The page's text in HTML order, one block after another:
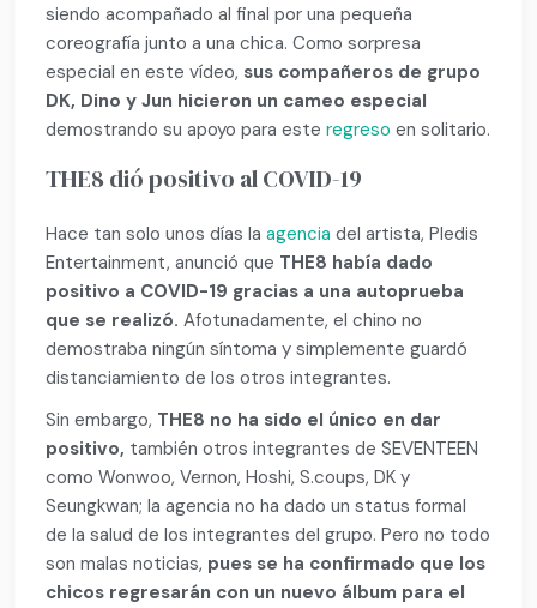
siendo acompañado al final por una pequeña
coreografía junto a una chica. Como sorpresa
especial en este vídeo, sus compañeros de grupo
DK, Dino y Jun hicieron un cameo especial
demostrando su apoyo para esteregreso en solitario.
THE8 dió positivo al COVID-19
Hace tan solo unos días laagencia del artista, Pledis
Entertainment, anunció que THE8 había dado
positivo a COVID-19 gracias a una autoprueba
que se realizó.Afotunadamente, el chino no
demostraba ningún síntoma y simplemente guardó
distanciamiento de los otros integrantes.
Sin embargo, THE8 no ha sido el único en dar
positivo, también otros integrantes de SEVENTEEN
como Wonwoo, Vernon, Hoshi, S.coups, DK y
Seungkwan; la agencia no ha dado un status formal
de la salud de los integrantes del grupo. Pero no todo
son malas noticias, pues se ha confirmado que los
chicos regresarán con un nuevo álbum para el